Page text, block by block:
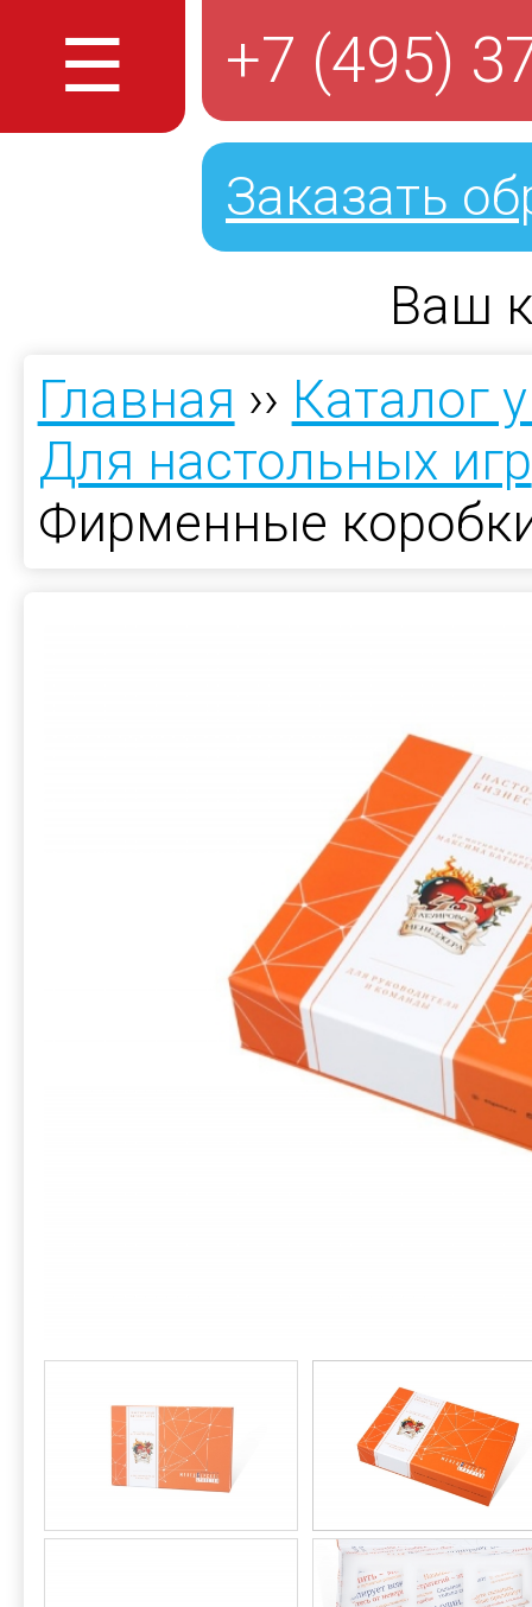
☰ +7 (495)
Заказать
Ваш
Главная ›› Каталог
Для настольных игр
Фирменные